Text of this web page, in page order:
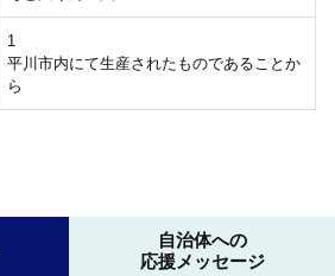
1
平川市内にて生産されたものであることか
ら
自治体への
応援メッセージ